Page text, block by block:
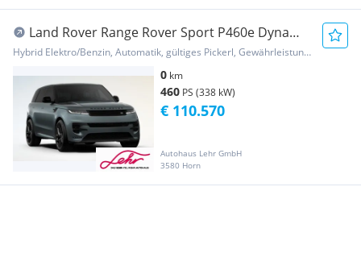
Land Rover Range Rover Sport P460e Dynamic
SE AWD Aut.
Hybrid Elektro/Benzin, Automatik, gültiges Pickerl, Gewährleistung, Garantie
0 km
460 PS (338 kW)
Autohaus Lehr GmbH
3580 Horn
€ 110.570